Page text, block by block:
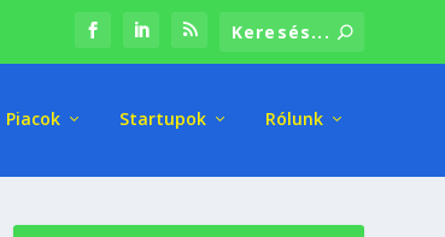
Piacok Startupok Rólunk